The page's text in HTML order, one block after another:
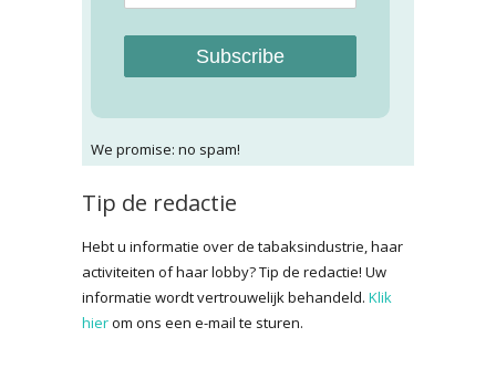
Subscribe
We promise: no spam!
Tip de redactie
Hebt u informatie over de tabaksindustrie, haar
activiteiten of haar lobby? Tip de redactie! Uw
informatie wordt vertrouwelijk behandeld. Klik
hierom ons een e-mail te sturen.